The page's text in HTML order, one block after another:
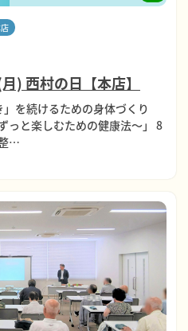
西村の日【本店】
を続けるための身体づくり
っと楽しむための健康法～」 8
…